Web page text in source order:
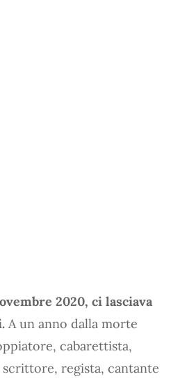
2020, ci lasciava
A un anno dalla morte
cabarettista,
regista, cantante